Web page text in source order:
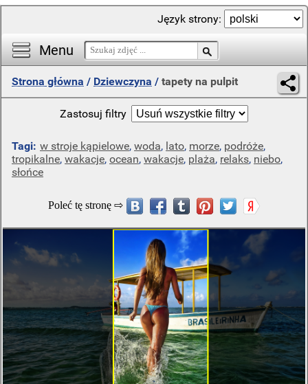
Menu
Język strony:
Strona główna / Dziewczyna / tapety na pulpit
Zastosuj filtry
Tagi: w stroje kąpielowe, woda, lato, morze, podróże,
tropikalne, wakacje, ocean, wakacje, plaża, relaks, niebo,
słońce